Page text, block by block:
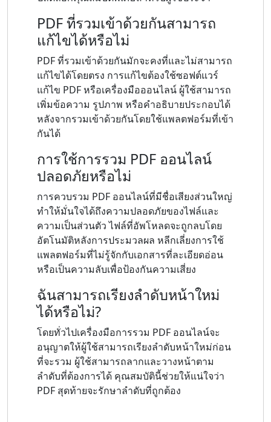
PDF ที่รวมเข้าด้วยกันสามารถ
แก้ไขได้หรือไม่
PDF ที่รวมเข้าด้วยกันมักจะคงที่และไม่สามารถ
แก้ไขได้โดยตรง การแก้ไขต้องใช้ซอฟต์แวร์
แก้ไข PDF หรือเครื่องมือออนไลน์ ผู้ใช้สามารถ
เพิ่มข้อความ รูปภาพ หรือคำอธิบายประกอบได้
หลังจากรวมเข้าด้วยกันโดยใช้แพลตฟอร์มที่เข้า
กันได้
การใช้การรวม PDF ออนไลน์
ปลอดภัยหรือไม่
การควบรวม PDF ออนไลน์ที่มีชื่อเสียงส่วนใหญ่
ทำให้มั่นใจได้ถึงความปลอดภัยของไฟล์และ
ความเป็นส่วนตัว ไฟล์ที่อัพโหลดจะถูกลบโดย
อัตโนมัติหลังการประมวลผล หลีกเลี่ยงการใช้
แพลตฟอร์มที่ไม่รู้จักกับเอกสารที่ละเอียดอ่อน
หรือเป็นความลับเพื่อป้องกันความเสี่ยง
ฉันสามารถเรียงลำดับหน้าใหม่
ได้หรือไม่?
โดยทั่วไปเครื่องมือการรวม PDF ออนไลน์จะ
อนุญาตให้ผู้ใช้สามารถเรียงลำดับหน้าใหม่ก่อน
ที่จะรวม ผู้ใช้สามารถลากและวางหน้าตาม
ลำดับที่ต้องการได้ คุณสมบัตินี้ช่วยให้แน่ใจว่า
PDF สุดท้ายจะรักษาลำดับที่ถูกต้อง